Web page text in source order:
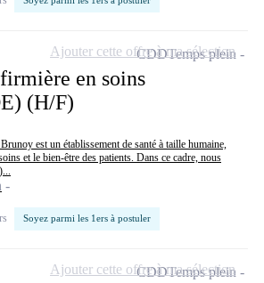
en soins
(H/F)
est un établissement de santé à taille humaine,
et le bien-être des patients. Dans ce cadre, nous
Soyez parmi les 1ers à postuler
CDDTemps plein
Ajouter cette offre à ma sélection
CDDTemps plein
Ajouter cette offre à ma sélection